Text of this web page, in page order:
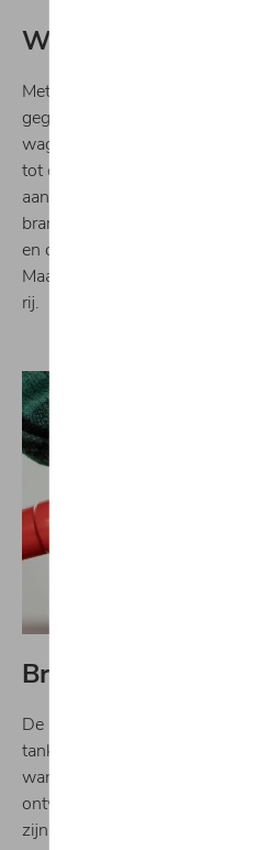
Waarom connecteren?
Met een geconnecteerde wagen
gegevens uit te wisselen tussen
wagen. Hierdoor krijg jij als
tot de nieuwste informatie en
aan zaken als kilometerstand,
brandstofpeil. Je kan zelfs
en dagen er nog zijn tot jouw
Maar dat is niet alles! We zetten
rij.
Brandstofmonitor
De brandstofmonitor geeft een
tankbeurten en maandelijkse
wanneer de Audi DataPlug een
ontvang je een melding via de
zijn geregistreerd. Deze service